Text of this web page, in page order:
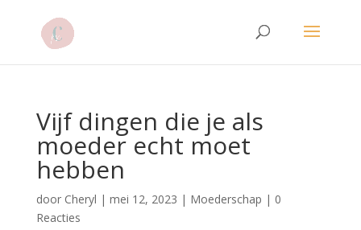
Vijf dingen die je als
moeder echt moet
hebben
door Cheryl | mei 12, 2023 | Moederschap | 0
Reacties